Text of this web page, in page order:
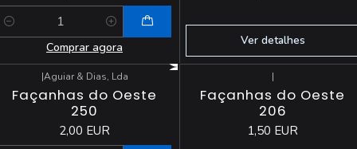
Comprar agora
Ver detalhes
|Aguiar & Dias, Lda
Façanhas do Oeste
250
2,00 EUR
|
Façanhas do Oeste
206
1,50 EUR